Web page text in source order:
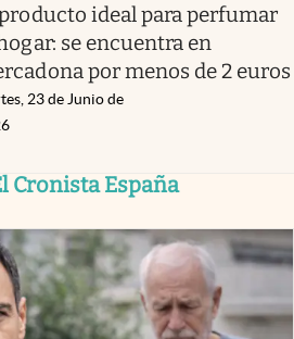
ideal para perfumar
se encuentra en
por menos de 2 euros
23 de Junio de
Cronista España